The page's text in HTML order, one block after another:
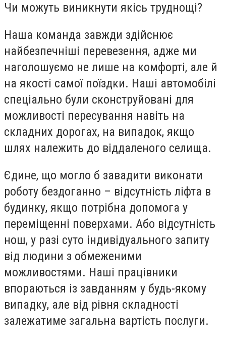
Чи можуть виникнути якісь труднощі?
Наша команда завжди здійснює
найбезпечніші перевезення, адже ми
наголошуємо не лише на комфорті, але й
на якості самої поїздки. Наші автомобілі
спеціально були сконструйовані для
можливості пересування навіть на
складних дорогах, на випадок, якщо
шлях належить до віддаленого селища.
Єдине, що могло б завадити виконати
роботу бездоганно – відсутність ліфта в
будинку, якщо потрібна допомога у
переміщенні поверхами. Або відсутність
нош, у разі суто індивідуального запиту
від людини з обмеженими
можливостями. Наші працівники
впораються із завданням у будь-якому
випадку, але від рівня складності
залежатиме загальна вартість послуги.